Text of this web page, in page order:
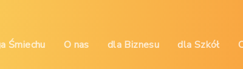
Śmiechu O nas dla Biznesu dla Szkół